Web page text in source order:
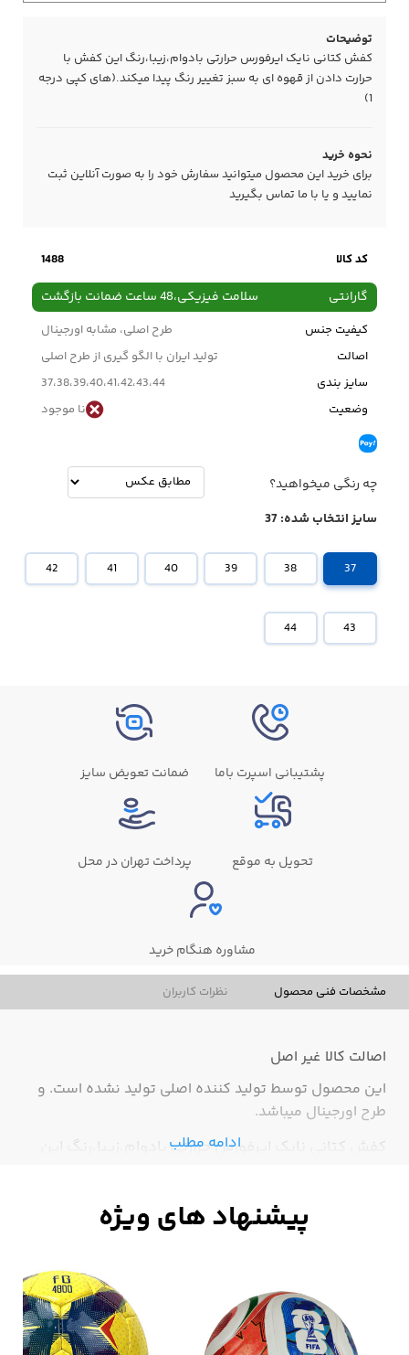
توضیحات
کفش کتانی نایک ایرفورس حرارتی بادوام،زیبا،رنگ این کفش با
حرارت دادن از قهوه ای به سبز تغییر رنگ پیدا میکند.(های کپی درجه
1)
نحوه خرید
برای خرید این محصول میتوانید سفارش خود را به صورت آنلاین ثبت
نمایید و یا با ما تماس بگیرید
کد کالا 1488
گارانتی سلامت فیزیکی،48 ساعت ضمانت بازگشت
کیفیت جنس
طرح اصلی، مشابه اورجینال
اصالت
تولید ایران با الگو گیری از طرح اصلی
سایز بندی
37،38،39،40،41،42،43،44
وضعیت
نا موجود
چه رنگی میخواهید؟
سایز انتخاب شده:37
37
38
39
40
41
42
43
44
پشتیبانی اسپرت باما ضمانت تعویض سایز
تحویل به موقع پرداخت تهران در محل
مشاوره هنگام خرید
مشخصات فنی محصول نظرات کاربران
اصالت کالا غیر اصل
این محصول توسط تولید کننده اصلی تولید نشده است. و
طرح اورجینال میباشد.
کفش کتانی نایک ایرفورس حرارتی بادوام،زیبا،رنگ این
میکند.(های کپی درجه 1)
ادامه مطلب